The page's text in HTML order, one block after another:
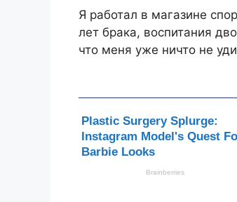
Я работал в магазине
лет брака, воспитания
что меня уже ничто не